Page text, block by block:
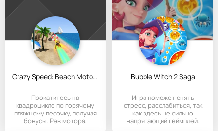
Crazy Speed: Beach Moto Racing
Прокатитесь на
квадроцикле по горячему
пляжному песочку, получая
бонусы. Рев мотора,
Bubble Witch 2 Saga
Игра поможет снять
стресс, расслабиться, так
как здесь не сильно
напрягающий геймплей.